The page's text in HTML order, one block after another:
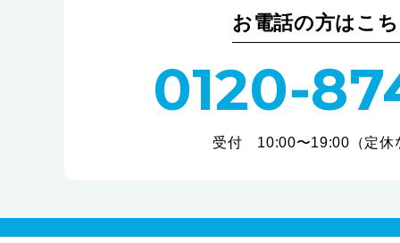
お電話の方はこ
0120-
受付 10:00〜19:00（定休